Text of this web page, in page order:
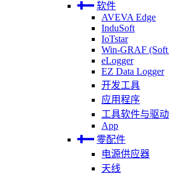
软件
AVEVA Edge
InduSoft
IoTstar
Win-GRAF
eLogger
EZ Data Logger
开发工具
应用程序
工具软件与驱动
App
零配件
电源供应器
天线